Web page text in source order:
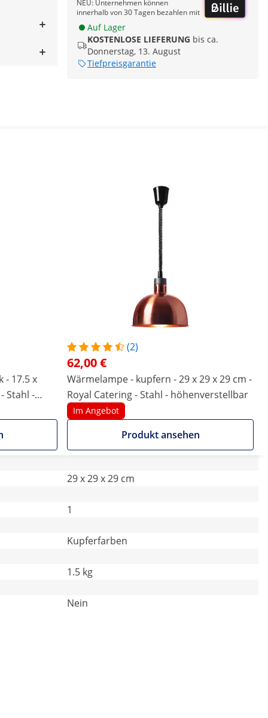
NEU: Unternehmen können
innerhalb von 30 Tagen bezahlen mit
Auf Lager
KOSTENLOSE LIEFERUNG bis ca.
Donnerstag, 13. August
Tiefpreisgarantie
- 17.5 x
Stahl -
(2)
62,00 €
Wärmelampe - kupfern - 29 x 29 x 29 cm -
Royal Catering - Stahl - höhenverstellbar
Im Angebot
Produkt ansehen
29 x 29 x 29 cm
1
Kupferfarben
1.5 kg
Nein